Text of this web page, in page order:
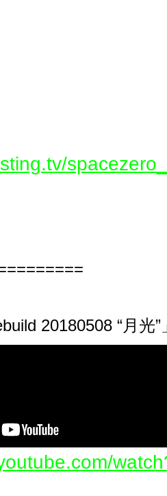
20180508 “月光”